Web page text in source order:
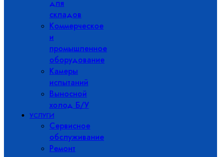
для
складов
Коммерческое
и
промышленное
оборудование
Камеры
испытаний
Выносной
холод Б/У
УСЛУГИ
Сервисное
обслуживание
Ремонт